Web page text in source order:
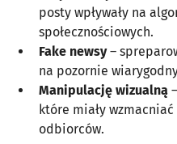
posty wpływały na
społecznościowych.
Fake newsy–
na pozornie
Manipulację wizualną
które miały
odbiorców.